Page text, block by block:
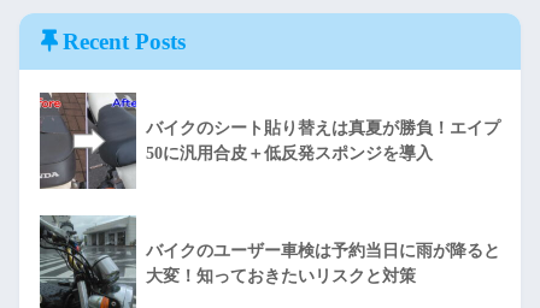
Recent Posts
バイクのシート貼り替えは真夏が勝負！エイプ
50に汎用合皮＋低反発スポンジを導入
バイクのユーザー車検は予約当日に雨が降ると
大変！知っておきたいリスクと対策